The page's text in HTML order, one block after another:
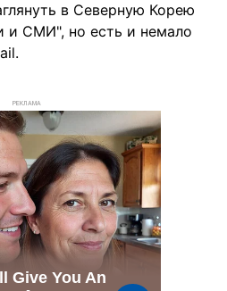
в Северную Корею
и СМИ", но есть и немало
РЕКЛАМА